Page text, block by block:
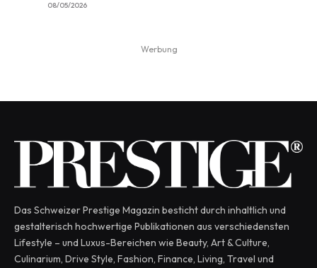
08/05/2026
Werbung
Das Schweizer Prestige Magazin besticht durch inhaltlich und
gestalterisch hochwertige Publikationen aus verschiedensten
Lifestyle – und Luxus-Bereichen wie Beauty, Art & Culture,
Culinarium, Drive Style, Fashion, Finance, Living, Travel und